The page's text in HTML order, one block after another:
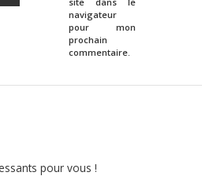
navigateur
pour mon
prochain
commentaire.
pour vous !